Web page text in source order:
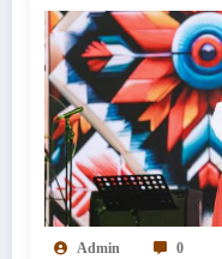
Admin 0